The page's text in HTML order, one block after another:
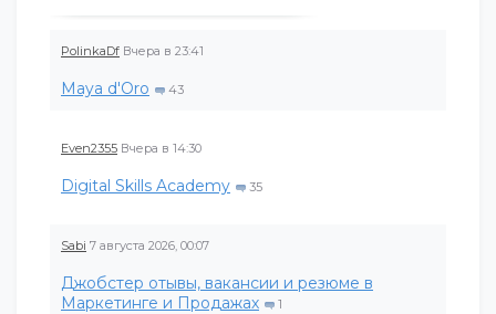
PolinkaDf Вчера в 23:41
Maya d'Oro 43
Even2355 Вчера в 14:30
Digital Skills Academy 35
Sabi 7 августа 2026, 00:07
Джобстер отывы, вакансии и резюме в
Маркетинге и Продажах
1